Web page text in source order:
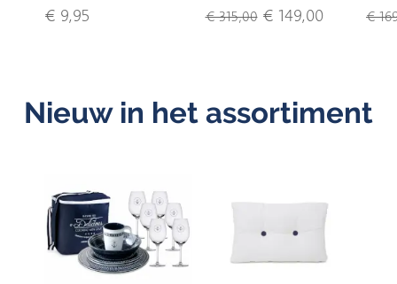
€ 9,95
€ 315,00€ 149,00 €
Nieuw in het assortiment